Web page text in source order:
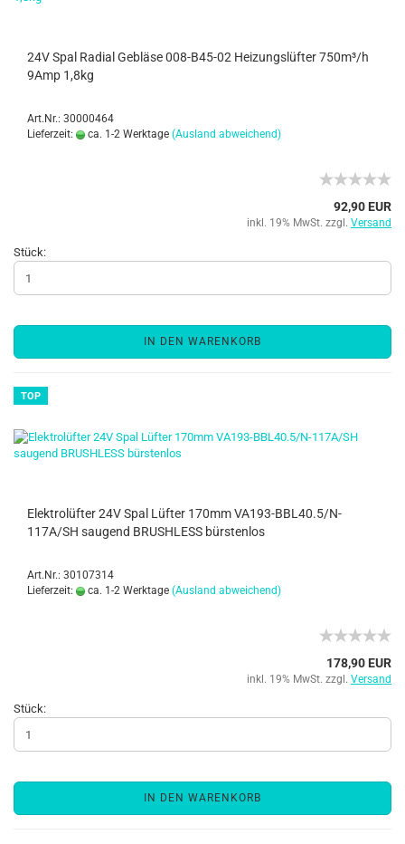
24V Spal Radial Gebläse 008-B45-02 Heizungslüfter 750m³/h
9Amp 1,8kg
Art.Nr.: 30000464
Lieferzeit:
ca. 1-2 Werktage (Ausland abweichend)
92,90 EUR
inkl. 19% MwSt. zzgl. Versand
Stück:
IN DEN WARENKORB
TOP
Elektrolüfter 24V Spal Lüfter 170mm VA193-BBL40.5/N-
117A/SH saugend BRUSHLESS bürstenlos
Art.Nr.: 30107314
Lieferzeit:
ca. 1-2 Werktage (Ausland abweichend)
178,90 EUR
inkl. 19% MwSt. zzgl. Versand
Stück:
IN DEN WARENKORB